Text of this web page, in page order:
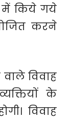
में किये गये
करने
विवाह
के
विवाह